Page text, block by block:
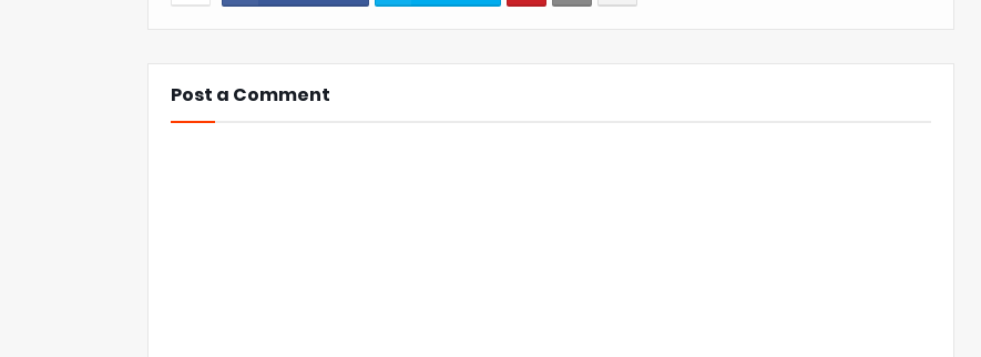
Post a Comment